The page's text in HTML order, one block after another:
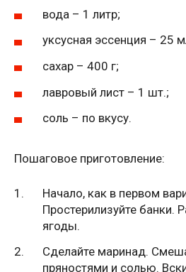
вода – 1 литр;
уксусная эссенция – 25
сахар – 400 г;
лавровый лист – 1 шт.;
соль – по вкусу.
Пошаговое приготовление:
Начало, как в первом
Простерилизуйте банки.
ягоды.
Сделайте маринад.
пряностями и солью.